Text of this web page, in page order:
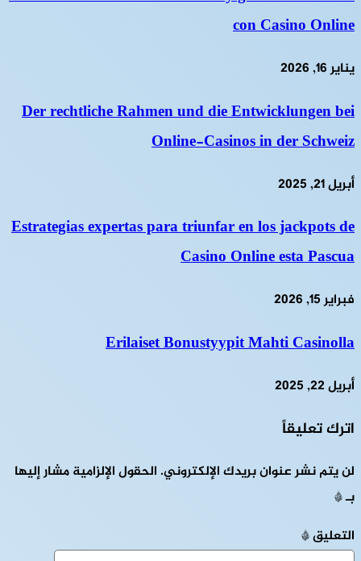
con Casino Online
يناير 16, 2026
Der rechtliche Rahmen und die Entwicklungen bei
Online-Casinos in der Schweiz
أبريل 21, 2025
Estrategias expertas para triunfar en los jackpots de
Casino Online esta Pascua
فبراير 15, 2026
Erilaiset Bonustyypit Mahti Casinolla
أبريل 22, 2025
اترك تعليقاً
لن يتم نشر عنوان بريدك الإلكتروني. الحقول الإلزامية مشار إليها
بـ*
التعليق*